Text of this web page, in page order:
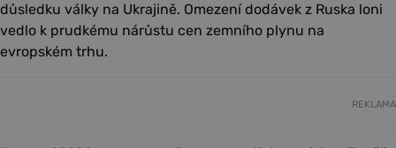
důsledku války na Ukrajině. Omezení dodávek z Ruska loni
vedlo k prudkému nárůstu cen zemního plynu na
evropském trhu.
REKLAMA